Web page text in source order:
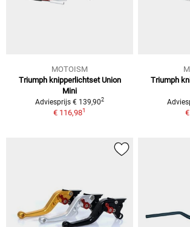
MOTOISM
Triumph knipperlichtset Union
Mini
Adviesprijs € 139,902
€ 116,981
Triumph